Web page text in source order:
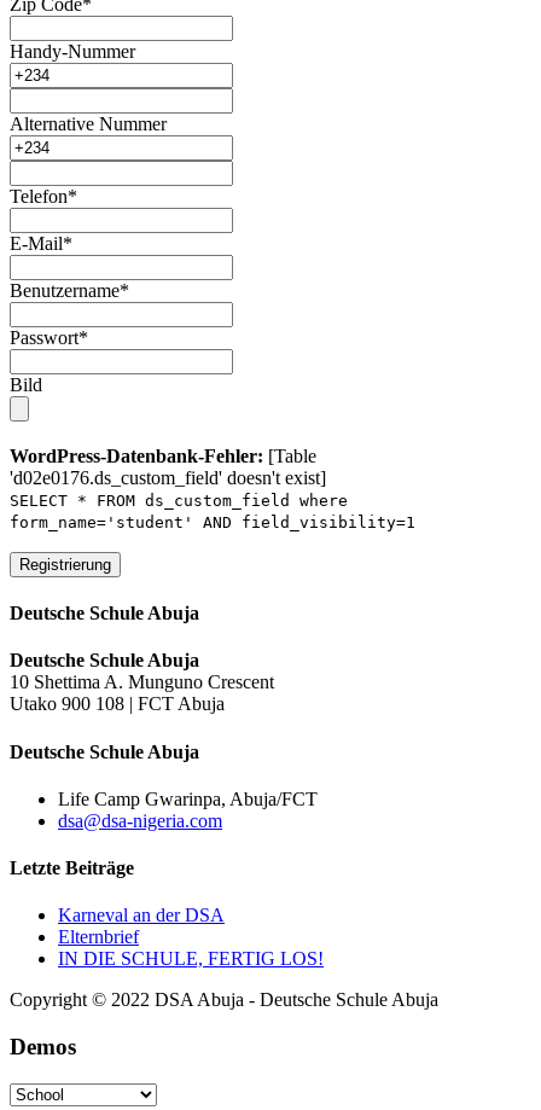
Handy-Nummer
Alternative Nummer
Telefon*
E-Mail*
Benutzername*
Passwort*
Bild
WordPress-Datenbank-Fehler: [Table
'd02e0176.ds_custom_field' doesn't exist]
SELECT * FROM ds_custom_field where
form_name='student' AND field_visibility=1
Deutsche Schule Abuja
Deutsche Schule Abuja
10 Shettima A. Munguno Crescent
Utako 900 108 | FCT Abuja
Deutsche Schule Abuja
Life Camp Gwarinpa, Abuja/FCT
dsa@dsa-nigeria.com
Letzte Beiträge
Karneval an der DSA
Elternbrief
IN DIE SCHULE, FERTIG LOS!
Copyright © 2022 DSA Abuja - Deutsche Schule Abuja
Demos